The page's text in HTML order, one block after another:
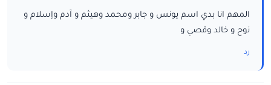
المهم انا بدي اسم يونس و جابر ومحمد وهيثم و آدم وإسلام و
نوح و خالد وقصي و
رد